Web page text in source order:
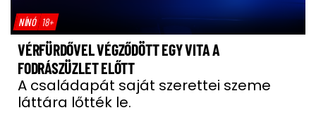
NÍNÓ 18+
VÉRFÜRDŐVEL VÉGZŐDÖTT EGY VITA A
FODRÁSZÜZLET ELŐTT
A családapát saját szerettei szeme
láttára lőtték le.